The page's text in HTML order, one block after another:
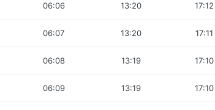
06:06 13:20 17:12
06:07 13:20 17:11
06:08 13:19 17:10
06:09 13:19 17:10